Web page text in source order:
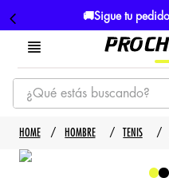
🚚Sigue tu
¿Qué estás buscando?
TÉRMINOS MÁS BUSCADOS
1
HOMBRE TENIS